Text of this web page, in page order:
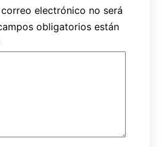
electrónico no será
obligatorios están